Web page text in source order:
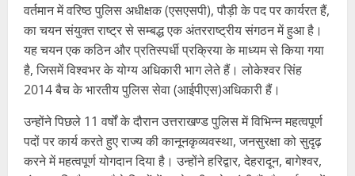
वर्तमान में वरिष्ठ पुलिस अधीक्षक (एसएसपी), पौड़ी के पद पर कार्यरत हैं,
का चयन संयुक्त राष्ट्र से सम्बद्ध एक अंतरराष्ट्रीय संगठन में हुआ है।
यह चयन एक कठिन और प्रतिस्पर्धी प्रक्रिया के माध्यम से किया गया
है, जिसमें विश्वभर के योग्य अधिकारी भाग लेते हैं। लोकेश्वर सिंह
2014 बैच के भारतीय पुलिस सेवा (आईपीएस)अधिकारी हैं।
उन्होंने पिछले 11 वर्षों के दौरान उत्तराखण्ड पुलिस में विभिन्न महत्वपूर्ण
पदों पर कार्य करते हुए राज्य की कानूनकृव्यवस्था, जनसुरक्षा को सुदृढ़
करने में महत्वपूर्ण योगदान दिया है। उन्होंने हरिद्वार, देहरादून, बागेश्वर,